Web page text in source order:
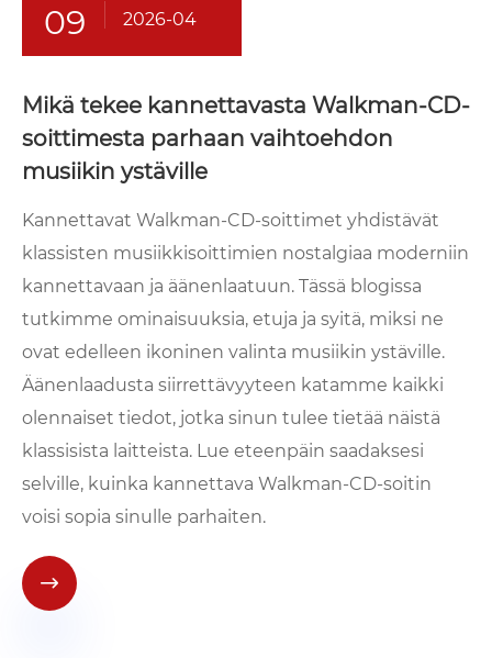
09 2026-04
Mikä tekee kannettavasta Walkman-CD-
soittimesta parhaan vaihtoehdon
musiikin ystäville
Kannettavat Walkman-CD-soittimet yhdistävät
klassisten musiikkisoittimien nostalgiaa moderniin
kannettavaan ja äänenlaatuun. Tässä blogissa
tutkimme ominaisuuksia, etuja ja syitä, miksi ne
ovat edelleen ikoninen valinta musiikin ystäville.
Äänenlaadusta siirrettävyyteen katamme kaikki
olennaiset tiedot, jotka sinun tulee tietää näistä
klassisista laitteista. Lue eteenpäin saadaksesi
selville, kuinka kannettava Walkman-CD-soitin
voisi sopia sinulle parhaiten.
